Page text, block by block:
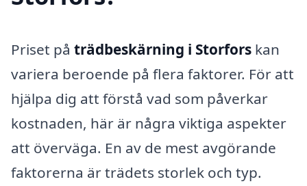
Priset på trädbeskärning i Storfors kan
variera beroende på flera faktorer. För att
hjälpa dig att förstå vad som påverkar
kostnaden, här är några viktiga aspekter
att överväga. En av de mest avgörande
faktorerna är trädets storlek och typ.